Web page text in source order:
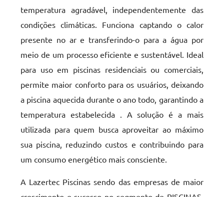
temperatura agradável, independentemente das
condições climáticas. Funciona captando o calor
presente no ar e transferindo-o para a água por
meio de um processo eficiente e sustentável. Ideal
para uso em piscinas residenciais ou comerciais,
permite maior conforto para os usuários, deixando
a piscina aquecida durante o ano todo, garantindo a
temperatura estabelecida . A solução é a mais
utilizada para quem busca aproveitar ao máximo
sua piscina, reduzindo custos e contribuindo para
um consumo energético mais consciente.
A Lazertec Piscinas sendo das empresas de maior